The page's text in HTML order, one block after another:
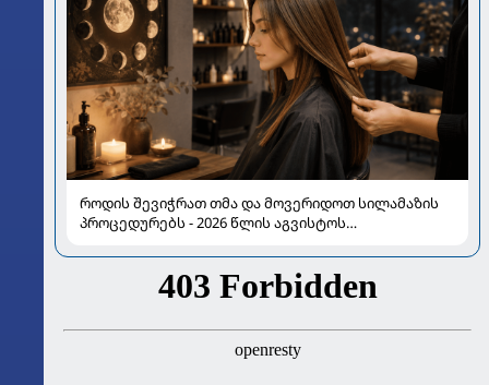
როდის შევიჭრათ თმა და მოვერიდოთ სილამაზის
პროცედურებს - 2026 წლის აგვისტოს